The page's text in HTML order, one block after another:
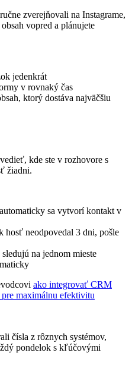
zverejňovali na Instagrame,
vopred a plánujete
jedenkrát
v rovnaký čas
ktorý dostáva najväčšiu
kde ste v rozhovore s
žiadni.
sa vytvorí kontakt v
hosť neodpovedal 3 dni, pošle
na jednom mieste
ako integrovať CRM
maximálnu efektivitu
čísla z rôznych systémov,
pondelok s kľúčovými